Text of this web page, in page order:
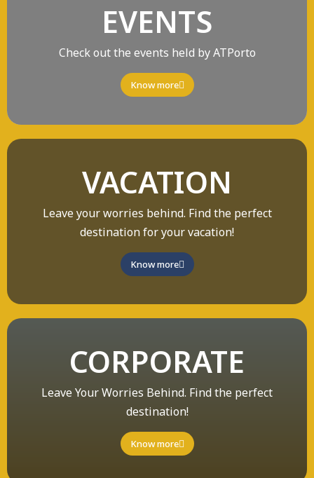
EVENTS​
Check out the events held by ATPorto
Know more
VACATION​
Leave your worries behind. Find the perfect
destination for your vacation!
Know more
CORPORATE
Leave Your Worries Behind. Find the perfect
destination!
Know more